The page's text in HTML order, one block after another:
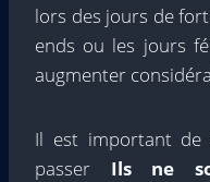
lors des jours de
ends ou les jours
augmenter
Il est important de
passer Ils ne